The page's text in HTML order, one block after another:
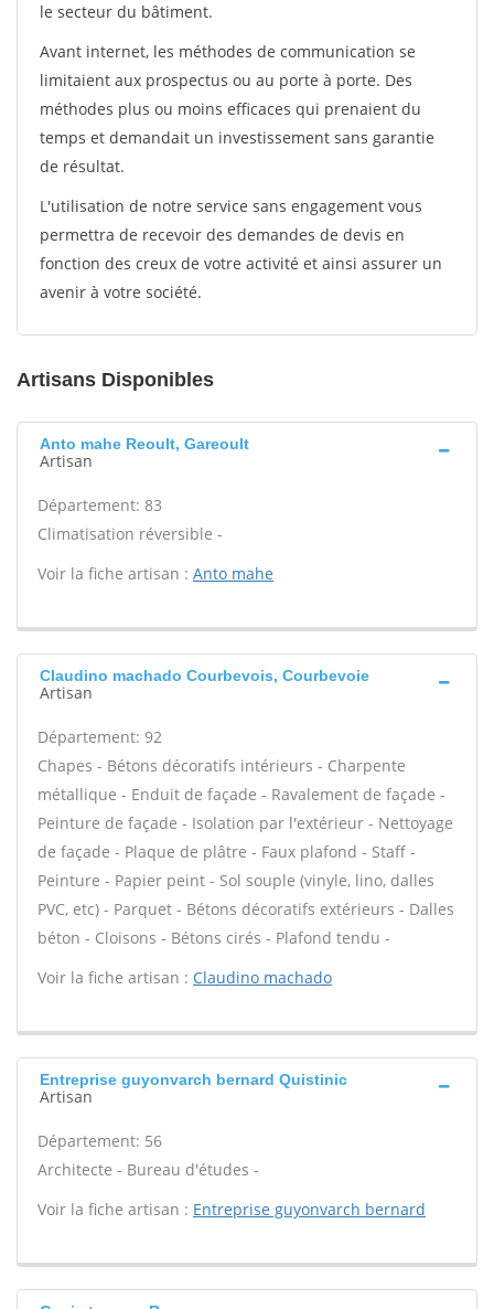
le secteur du bâtiment.
Avant internet, les méthodes de communication se
limitaient aux prospectus ou au porte à porte. Des
méthodes plus ou moins efficaces qui prenaient du
temps et demandait un investissement sans garantie
de résultat.
L'utilisation de notre service sans engagement vous
permettra de recevoir des demandes de devis en
fonction des creux de votre activité et ainsi assurer un
avenir à votre société.
Artisans Disponibles
Anto mahe Reoult, Gareoult
Artisan
Département: 83
Climatisation réversible -
Voir la fiche artisan : Anto mahe
Claudino machado Courbevois, Courbevoie
Artisan
Département: 92
Chapes - Bétons décoratifs intérieurs - Charpente
métallique - Enduit de façade - Ravalement de façade -
Peinture de façade - Isolation par l'extérieur - Nettoyage
de façade - Plaque de plâtre - Faux plafond - Staff -
Peinture - Papier peint - Sol souple (vinyle, lino, dalles
PVC, etc) - Parquet - Bétons décoratifs extérieurs - Dalles
béton - Cloisons - Bétons cirés - Plafond tendu -
Voir la fiche artisan : Claudino machado
Entreprise guyonvarch bernard Quistinic
Artisan
Département: 56
Architecte - Bureau d'études -
Voir la fiche artisan : Entreprise guyonvarch bernard